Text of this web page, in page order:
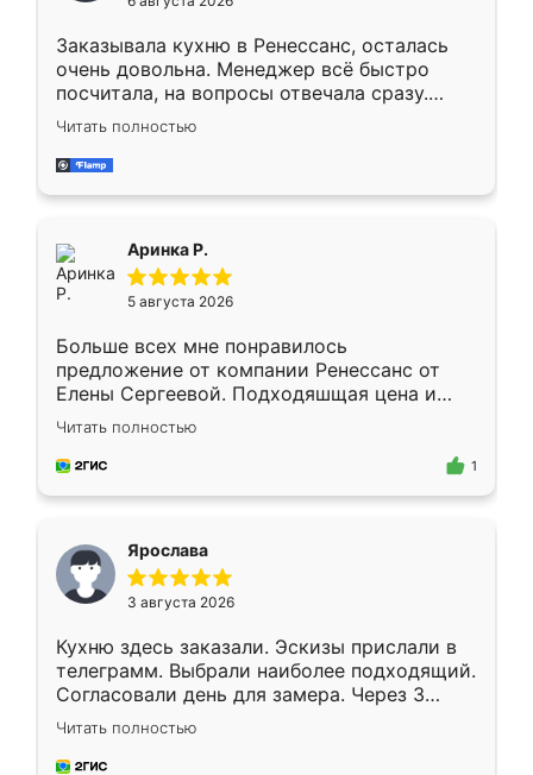
мебели буду заказывать только здесь.
Заказывала кухню в Ренессанс, осталась
очень довольна. Менеджер всё быстро
посчитала, на вопросы отвечала сразу.
Замерщик приехал в субботу, подошёл к
делу со всей ответственностью. Собрали
за день, ребята работали аккуратно, даже
Читать полностью
Аринка Р.
5 августа 2026
Больше всех мне понравилось
предложение от компании Ренессанс от
Елены Сергеевой. Подходяшщая цена и
короткие сроки изготовления. Приехавший
для замера сотрудник Владислав
предложил по моему эскизу самый
Читать полностью
1
Ярослава
3 августа 2026
Кухню здесь заказали. Эскизы прислали в
телеграмм. Выбрали наиболее подходящий.
Согласовали день для замера. Через 3
недели кухня была уже готова. Остались
довольны работой. Спасибо Ренессанс
мебель за качественную работу!
Читать полностью